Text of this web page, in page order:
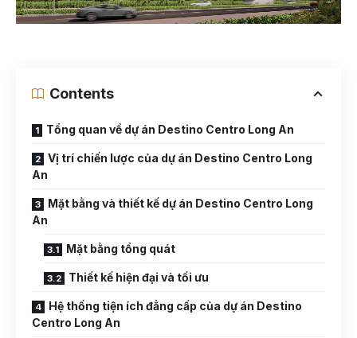
Contents
Tổng quan về dự án Destino Centro Long An
Vị trí chiến lược của dự án Destino Centro Long
An
Mặt bằng và thiết kế dự án Destino Centro Long
An
Mặt bằng tổng quát
Thiết kế hiện đại và tối ưu
Hệ thống tiện ích đẳng cấp của dự án Destino
Centro Long An